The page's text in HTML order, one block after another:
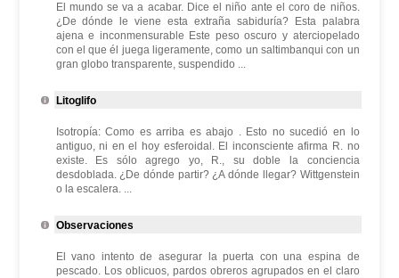
El mundo se va a acabar. Dice el niño ante el coro de niños.
¿De dónde le viene esta extraña sabiduría? Esta palabra
ajena e inconmensurable Este peso oscuro y aterciopelado
con el que él juega ligeramente, como un saltimbanqui con un
gran globo transparente, suspendido ...
Litoglifo
Isotropía: Como es arriba es abajo . Esto no sucedió en lo
antiguo, ni en el hoy esferoidal. El inconsciente afirma R. no
existe. Es sólo agrego yo, R., su doble la conciencia
desdoblada. ¿De dónde partir? ¿A dónde llegar? Wittgenstein
o la escalera. ...
Observaciones
El vano intento de asegurar la puerta con una espina de
pescado. Los oblicuos, pardos obreros agrupados en el claro